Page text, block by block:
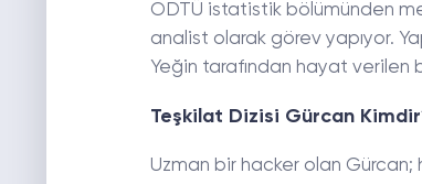
ODTÜ istatistik bölümünden
analist olarak görev yapıyor.
Yeğin tarafından hayat verilen
Teşkilat Dizisi Gürcan
Uzman bir hacker olan Gürcan;